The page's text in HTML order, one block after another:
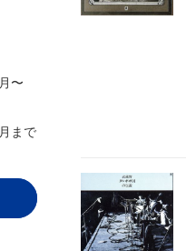
月〜
月まで